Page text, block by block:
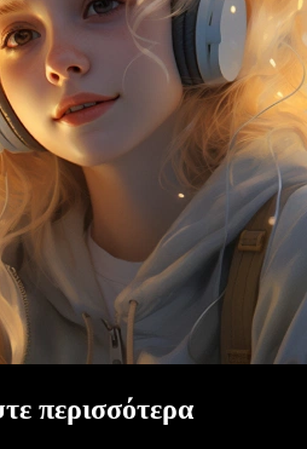
περισσότερα